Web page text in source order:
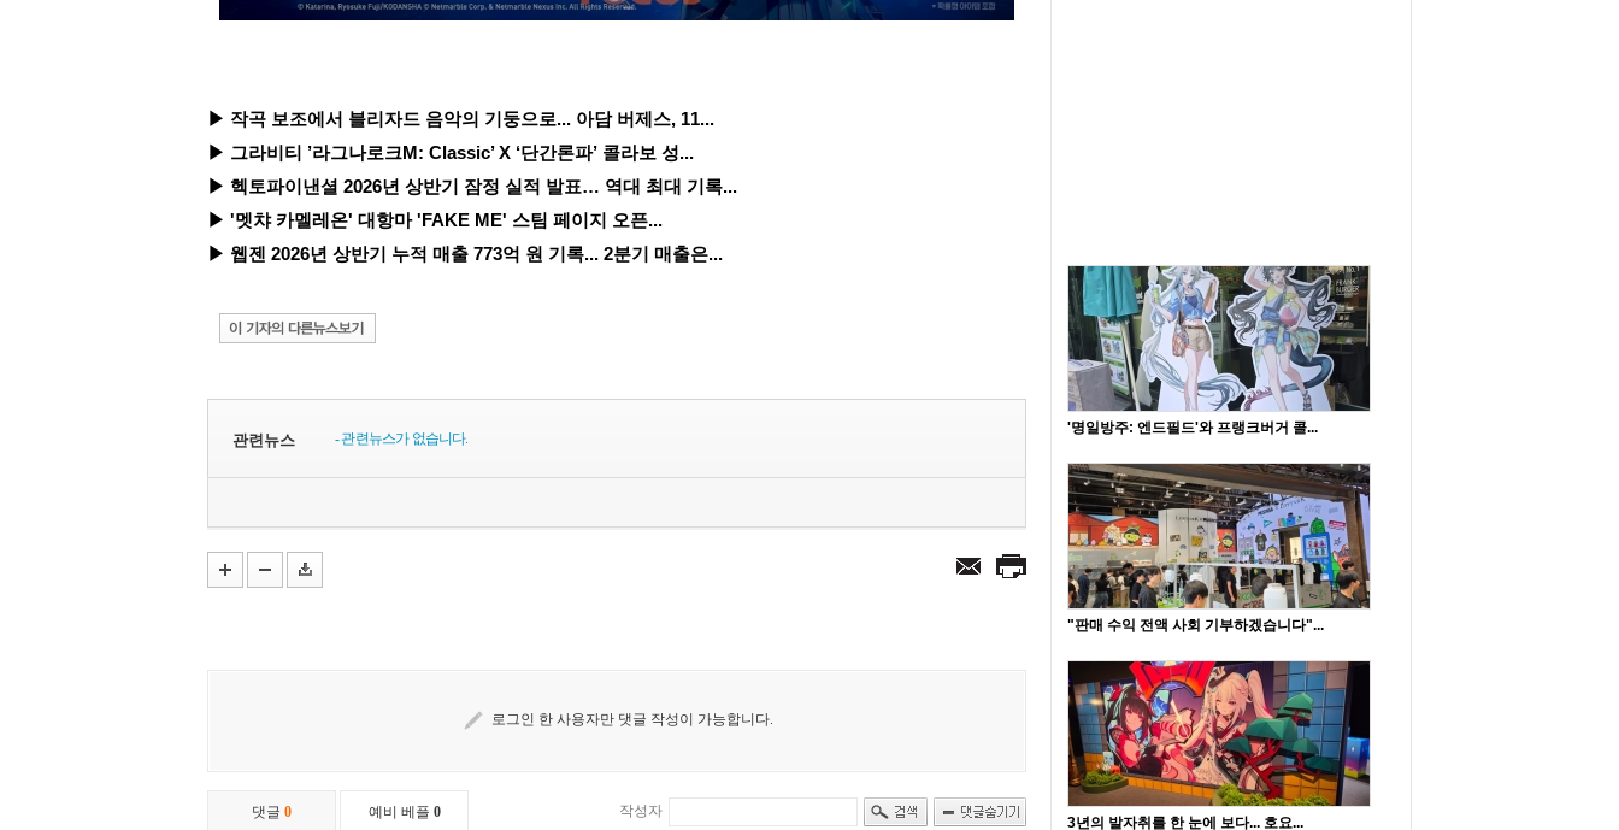
▶ 작곡 보조에서 블리자드 음악의 기둥으로... 아담 버제스, 11...
▶ 그라비티 ’라그나로크M: Classic’ X ‘단간론파’ 콜라보 성...
▶ 헥토파이낸셜 2026년 상반기 잠정 실적 발표… 역대 최대 기록...
▶ '멧챠 카멜레온' 대항마 'FAKE ME' 스팀 페이지 오픈...
▶ 웹젠 2026년 상반기 누적 매출 773억 원 기록... 2분기 매출은...
관련뉴스 - 관련뉴스가 없습니다.
'명일방주: 엔드필드'와 프랭크버거 콜...
"판매 수익 전액 사회 기부하겠습니다"...
3년의 발자취를 한 눈에 보다... 호요...